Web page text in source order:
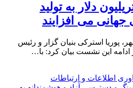
۷۶ تریلیون دلار به تولید
جهانی می افزایند
پوریا استرکی بنیان گزار و رئیس
این نشست بیان کرد: با…
اطلاعات و ارتباطات